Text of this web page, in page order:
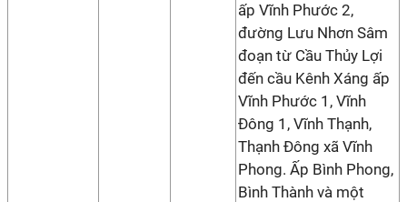
ấp Vĩnh Phước 2,
đường Lưu Nhơn Sâm
đoạn từ Cầu Thủy Lợi
đến cầu Kênh Xáng ấp
Vĩnh Phước 1, Vĩnh
Đông 1, Vĩnh Thạnh,
Thạnh Đông xã Vĩnh
Phong. Ấp Bình Phong,
Bình Thành và một